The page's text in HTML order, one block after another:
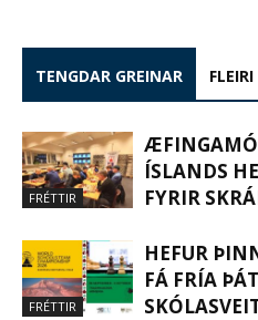
TENGDAR GREINAR
FRÉTTIR
ÍSLANDS
FYRIR
FRÉTTIR
HEFUR
FÁ FRÍA